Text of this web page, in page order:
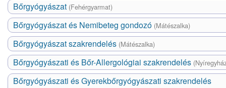
Bőrgyógyászat (Fehérgyarmat)
Bőrgyógyászat és Nemibeteg gondozó (Mátészalka)
Bőrgyógyászat szakrendelés (Mátészalka)
Bőrgyógyászati és Bőr-Allergológiai szakrendelés
Bőrgyógyászati és Gyerekbőrgyógyászati szakrendelés